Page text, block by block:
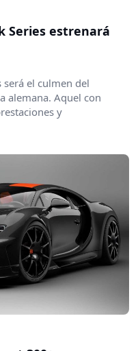
Series estrenará
será el culmen del
alemana. Aquel con
y